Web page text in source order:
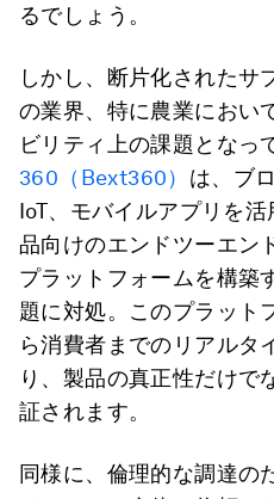
るでしょう。
しかし、断片化されたサ
の業界、特に農業におい
ビリティ上の課題となっ
360（Bext360） は、ブ
IoT、モバイルアプリを
品向けのエンドツーエン
プラットフォームを構築
題に対処。このプラット
ら消費者までのリアルタ
り、製品の真正性だけで
証されます。
同様に、倫理的な調達の